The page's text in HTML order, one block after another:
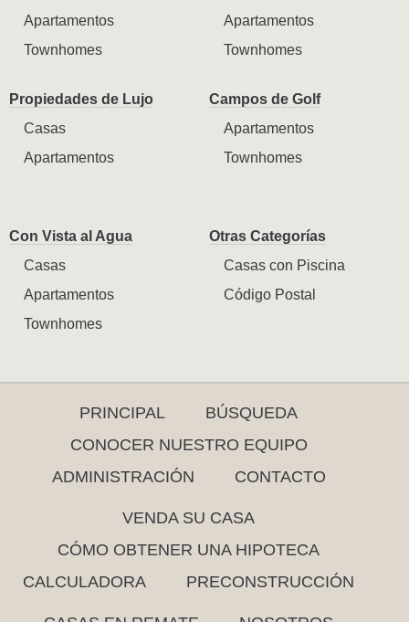
Apartamentos
Townhomes
Apartamentos
Townhomes
Propiedades de Lujo
Casas
Apartamentos
Campos de Golf
Apartamentos
Townhomes
Con Vista al Agua
Casas
Apartamentos
Townhomes
Otras Categorías
Casas con Piscina
Código Postal
PRINCIPAL
BÚSQUEDA
CONOCER NUESTRO EQUIPO
ADMINISTRACIÓN
CONTACTO
VENDA SU CASA
CÓMO OBTENER UNA HIPOTECA
CALCULADORA
PRECONSTRUCCIÓN